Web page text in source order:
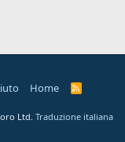
Home
R
Ltd. Traduzione italiana